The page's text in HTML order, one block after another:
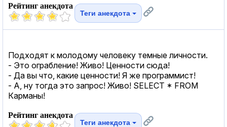
Рейтинг анекдота
Теги анекдота
Подходят к молодому человеку темные личности.
- Это ограбление! Живо! Ценности сюда!
- Да вы что, какие ценности! Я же программист!
- А, ну тогда это запрос! Живо! SELЕCT * FRОM
Карманы!
Рейтинг анекдота
Теги анекдота